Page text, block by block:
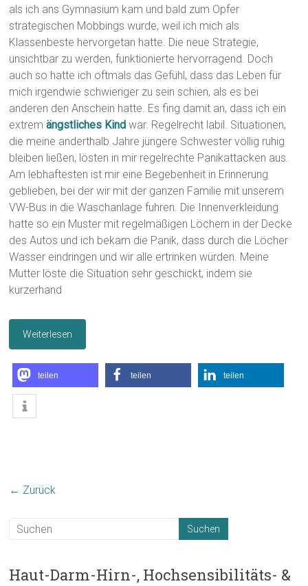
als ich ans Gymnasium kam und bald zum Opfer
strategischen Mobbings wurde, weil ich mich als
Klassenbeste hervorgetan hatte. Die neue Strategie,
unsichtbar zu werden, funktionierte hervorragend. Doch
auch so hatte ich oftmals das Gefühl, dass das Leben für
mich irgendwie schwieriger zu sein schien, als es bei
anderen den Anschein hatte. Es fing damit an, dass ich ein
extremängstliches Kind war. Regelrecht labil. Situationen,
die meine anderthalb Jahre jüngere Schwester völlig ruhig
bleiben ließen, lösten in mir regelrechte Panikattacken aus.
Am lebhaftesten ist mir eine Begebenheit in Erinnerung
geblieben, bei der wir mit der ganzen Familie mit unserem
VW-Bus in die Waschanlage fuhren. Die Innenverkleidung
hatte so ein Muster mit regelmäßigen Löchern in der Decke
des Autos und ich bekam die Panik, dass durch die Löcher
Wasser eindringen und wir alle ertrinken würden. Meine
Mutter löste die Situation sehr geschickt, indem sie
kurzerhand
Weiterlesen
teilen teilen teilen
← Zurück
Haut-Darm-Hirn-, Hochsensibilitäts- &